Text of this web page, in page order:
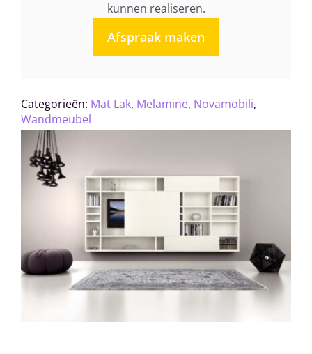
kunnen realiseren.
Afspraak maken
Categorieën: Mat Lak, Melamine, Novamobili,
Wandmeubel